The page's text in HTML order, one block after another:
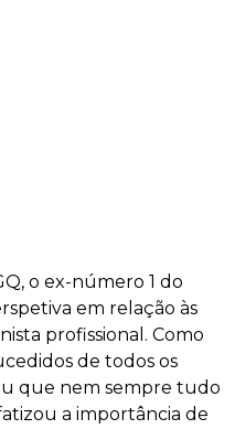
o ex-número 1 do
em relação às
profissional. Como
de todos os
que nem sempre tudo
a importância de